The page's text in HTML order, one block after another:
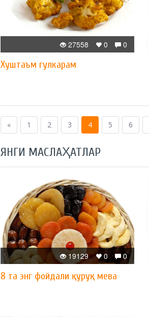
0
0
27558
Хуштаъм гулкарам
« 1 2 3 4 5 6
ЯНГИ МАСЛАҲАТЛАР
0
0
19129
8 та энг фойдали қуруқ мева